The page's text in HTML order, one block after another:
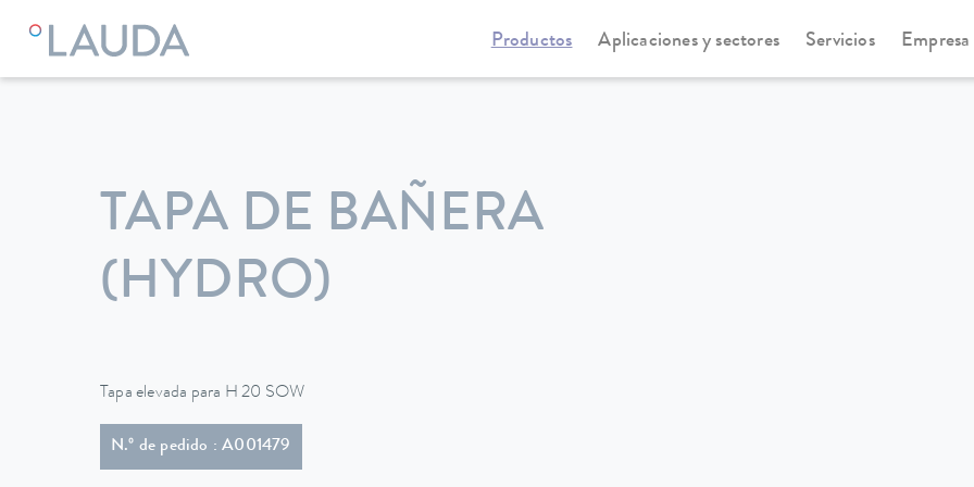
Productos Aplicaciones y sectores Servicios Empresa
LAUDA Equipos de termorregulación
TAPA DE BAÑERA
(HYDRO)
Tapa elevada para H 20 SOW
N.º de pedido : A001479